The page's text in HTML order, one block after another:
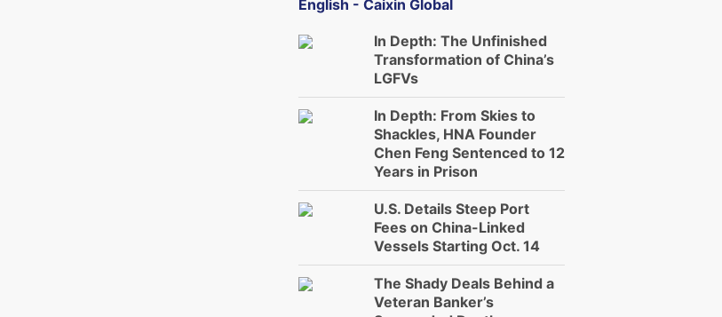
English - Caixin Global
In Depth: The Unfinished
Transformation of China’s
LGFVs
In Depth: From Skies to
Shackles, HNA Founder
Chen Feng Sentenced to 12
Years in Prison
U.S. Details Steep Port
Fees on China-Linked
Vessels Starting Oct. 14
The Shady Deals Behind a
Veteran Banker’s